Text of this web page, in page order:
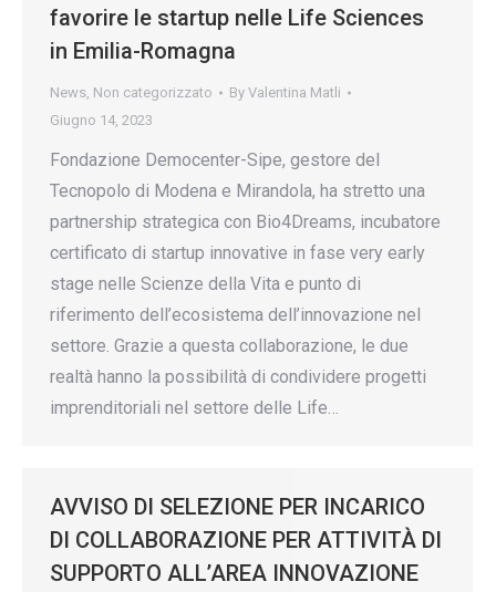
favorire le startup nelle Life Sciences
in Emilia-Romagna
News, Non categorizzato By Valentina Matli
Giugno 14, 2023
Fondazione Democenter-Sipe, gestore del
Tecnopolo di Modena e Mirandola, ha stretto una
partnership strategica con Bio4Dreams, incubatore
certificato di startup innovative in fase very early
stage nelle Scienze della Vita e punto di
riferimento dell’ecosistema dell’innovazione nel
settore. Grazie a questa collaborazione, le due
realtà hanno la possibilità di condividere progetti
imprenditoriali nel settore delle Life…
AVVISO DI SELEZIONE PER INCARICO
DI COLLABORAZIONE PER ATTIVITÀ DI
SUPPORTO ALL’AREA INNOVAZIONE